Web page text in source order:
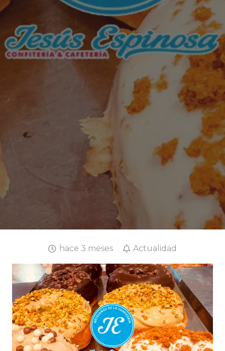
hace 3 meses Actualidad